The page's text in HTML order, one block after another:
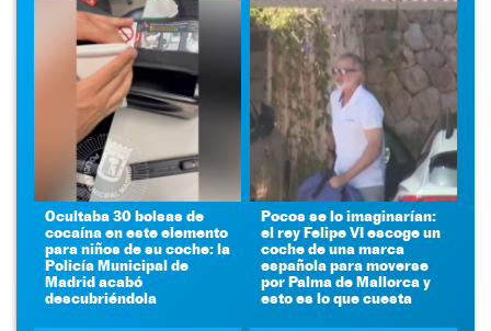
Ocultaba 30 bolsas de
cocaína en este elemento
para niños de su coche: la
Policía Municipal de
Madrid acabó
descubriéndola
Pocos se lo imaginarían:
el rey Felipe VI escoge un
coche de una marca
española para moverse
por Palma de Mallorca y
esto es lo que cuesta